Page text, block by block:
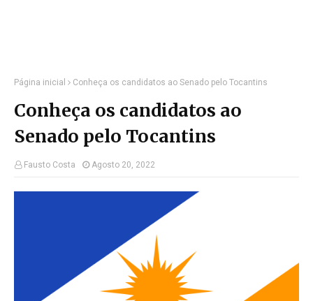
Página inicial Conheça os candidatos ao Senado pelo Tocantins
Conheça os candidatos ao
Senado pelo Tocantins
Fausto Costa Agosto 20, 2022